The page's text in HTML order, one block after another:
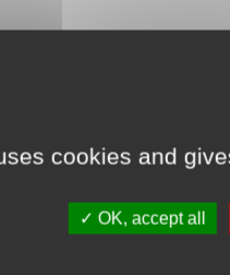
cookies and
OK, accept all